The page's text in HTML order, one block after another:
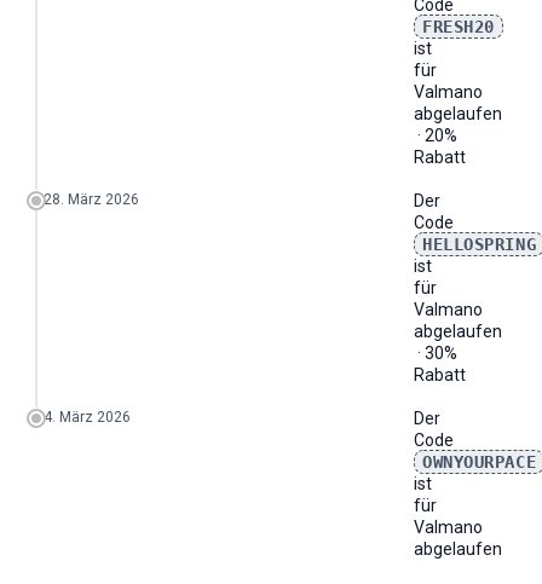
Code
FRESH20
ist
für
Valmano
abgelaufen
· 20%
Rabatt
28. März 2026
Der
Code
HELLOSPRING
ist
für
Valmano
abgelaufen
· 30%
Rabatt
4. März 2026
Der
Code
OWNYOURPACE
ist
für
Valmano
abgelaufen